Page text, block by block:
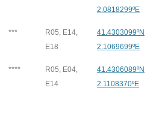
2.0818299ºE
***
R05, E14,
E18
41.4303099ºN
2.1069699ºE
****
R05, E04,
E14
41.4306089ºN
2.1108370ºE